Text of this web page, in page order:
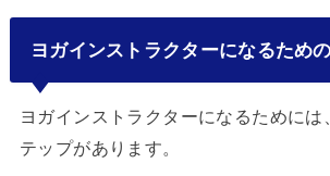
ヨガインストラクターになるため
ヨガインストラクターになるためには
テップがあります。